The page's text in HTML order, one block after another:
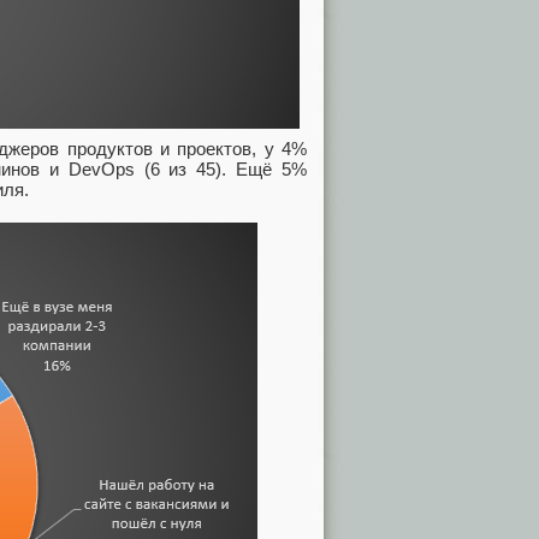
продуктов и проектов, у 4%
и DevOps (6 из 45). Ещё 5%